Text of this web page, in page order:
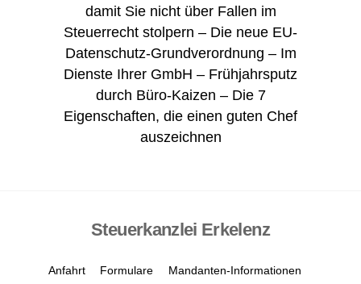
damit Sie nicht über Fallen im
Steuerrecht stolpern – Die neue EU-
Datenschutz-Grundverordnung – Im
Dienste Ihrer GmbH – Frühjahrsputz
durch Büro-Kaizen – Die 7
Eigenschaften, die einen guten Chef
auszeichnen
Steuerkanzlei Erkelenz
Anfahrt Formulare
Mandanten-Informationen